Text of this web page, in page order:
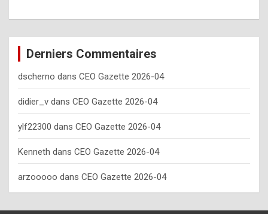
e
y
o
u
s
h
o
Derniers Commentaires
dscherno dans CEO Gazette 2026-04
didier_v dans CEO Gazette 2026-04
ylf22300 dans CEO Gazette 2026-04
Kenneth dans CEO Gazette 2026-04
arzooooo dans CEO Gazette 2026-04